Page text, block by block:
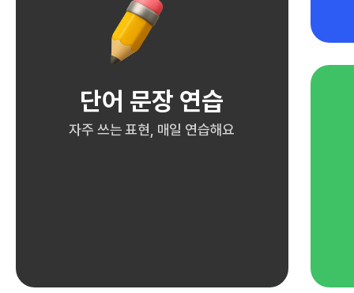
단어 문장 연습
자주 쓰는 표현, 매일 연습해요